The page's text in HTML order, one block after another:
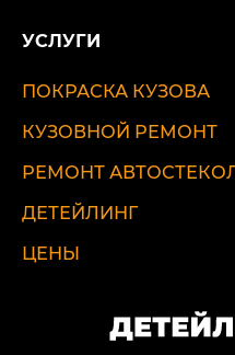
УСЛУГИ
ПОКРАСКА КУЗОВА
КУЗОВНОЙ РЕМОНТ
РЕМОНТ
ДЕТЕЙЛИНГ
ЦЕНЫ